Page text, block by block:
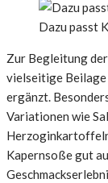
Dazu passt
Zur Begleitung der
vielseitige Beilage
ergänzt.
Variationen wie
Kapernsoße gut